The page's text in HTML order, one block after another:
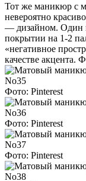
Тот же маникюр с
невероятно
— дизайном. Один
покрытии на 1-2
«негативное
качестве акцента.
Фото: Pinterest
Фото: Pinterest
Фото: Pinterest